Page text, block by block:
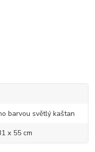
barvou světlý kaštan
x 55 cm